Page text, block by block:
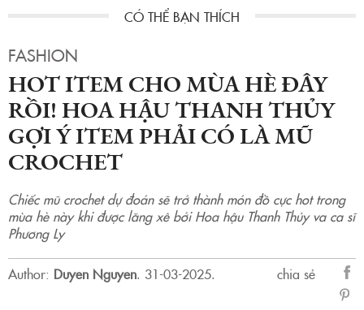
FASHION
HOT ITEM CHO MÙA HÈ ĐÂY
RỒI! HOA HẬU THANH THỦY
GỢI Ý ITEM PHẢI CÓ LÀ MŨ
CROCHET
Chiếc mũ crochet dự đoán sẽ trở thành món đồ cực hot trong
mùa hè này khi được lăng xê bởi Hoa hậu Thanh Thủy va ca sĩ
Phương Ly
Author: Duyen Nguyen. 31-03-2025.
chia sẻ
sẻ